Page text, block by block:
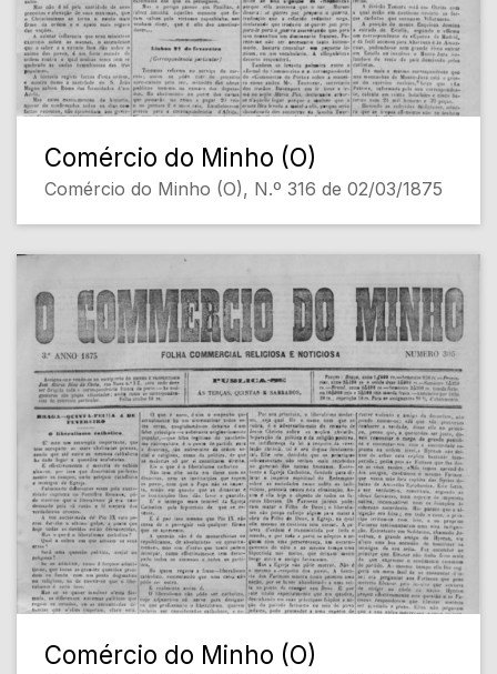
Comércio do Minho (O)
Comércio do Minho (O), N.º 316 de 02/03/1875
Comércio do Minho (O)